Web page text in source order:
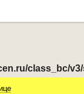
class_bc/